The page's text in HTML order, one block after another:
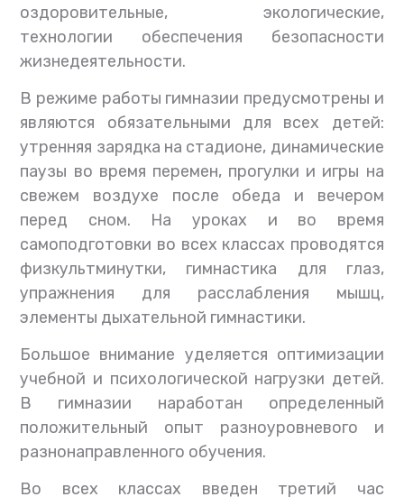
оздоровительные, экологические,
технологии обеспечения безопасности
жизнедеятельности.
В режиме работы гимназии предусмотрены и
являются обязательными для всех детей:
утренняя зарядка на стадионе, динамические
паузы во время перемен, прогулки и игры на
свежем воздухе после обеда и вечером
перед сном. На уроках и во время
самоподготовки во всех классах проводятся
физкультминутки, гимнастика для глаз,
упражнения для расслабления мышц,
элементы дыхательной гимнастики.
Большое внимание уделяется оптимизации
учебной и психологической нагрузки детей.
В гимназии наработан определенный
положительный опыт разноуровневого и
разнонаправленного обучения.
Во всех классах введен третий час